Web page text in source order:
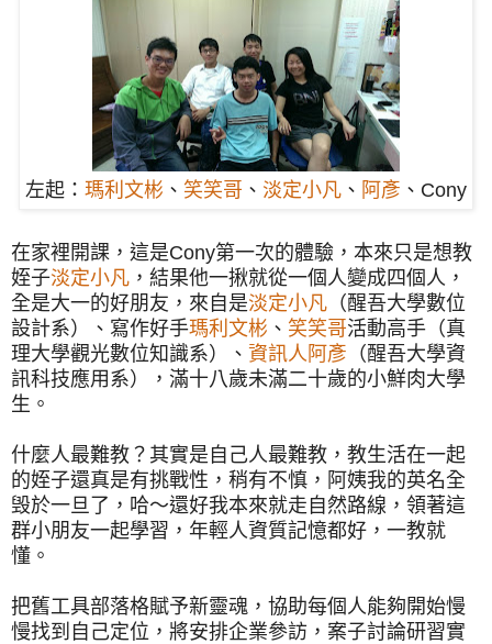
左起： 瑪利文彬 、 笑笑哥 、 淡定小凡 、 阿彥 、Cony
在家裡開課，這是Cony第一次的體驗，本來只是想教
姪子淡定小凡 ，結果他一揪就從一個人變成四個人，
全是大一的好朋友，來自是淡定小凡 （醒吾大學數位
設計系）、寫作好手瑪利文彬 、 笑笑哥活動高手（真
理大學觀光數位知識系）、 資訊人 阿彥 （醒吾大學資
訊科技應用系），滿十八歲未滿二十歲的小鮮肉大學
生。
什麼人最難教？其實是自己人最難教，教生活在一起
的姪子還真是有挑戰性，稍有不慎，阿姨我的英名全
毁於一旦了，哈～還好我本來就走自然路線，領著這
群小朋友一起學習，年輕人資質記憶都好，一教就
懂。
把舊工具部落格賦予新靈魂，協助每個人能夠開始慢
慢找到自己定位，將安排企業參訪，案子討論研習實